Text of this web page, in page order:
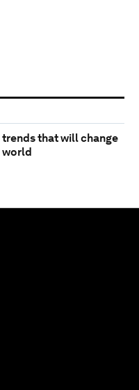
that will change